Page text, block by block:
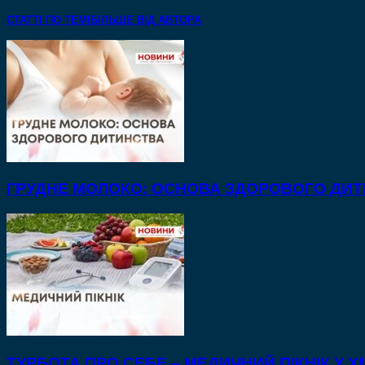
СТАТТІ ПО ТЕМІ БІЛЬШЕ ВІД АВТОРА
ГРУДНЕ МОЛОКО: ОСНОВА ЗДОРОВОГО